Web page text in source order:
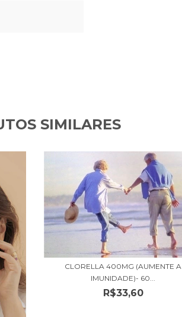
SIMILARES
CLORELLA 400MG (AUMENTE A
IMUNIDADE)- 60...
R$33,60